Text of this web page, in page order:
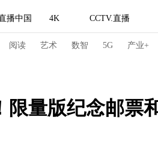
播中国 4K CCTV.直播
阅读 艺术 数智 5G 产业+
量版纪念邮票